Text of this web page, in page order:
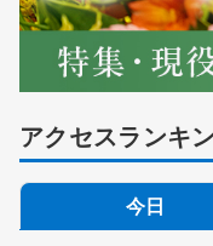
アクセスランキ
今日